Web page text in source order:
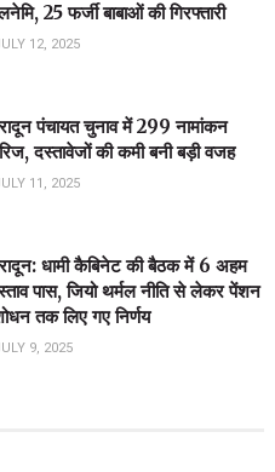
25 फर्जी बाबाओं की गिरफ्तारी
12, 2025
पंचायत चुनाव में 299 नामांकन
दस्तावेजों की कमी बनी बड़ी वजह
11, 2025
धामी कैबिनेट की बैठक में 6 अहम
पास, जियो थर्मल नीति से लेकर पेंशन
तक लिए गए निर्णय
9, 2025